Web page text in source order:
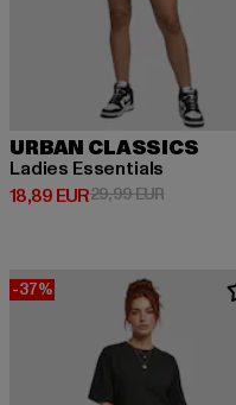
URBAN CLASSICS
Ladies Essentials
18,89 EUR
Derzeitiger Preis: 18,89 EUR
29,99 EUR
-37%